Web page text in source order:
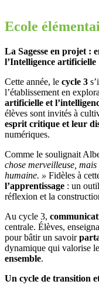
Ecole
La Sagesse en projet :
l’Intelligence artificielle
Cette année, le cycle 3
l’établissement en
artificielle et
élèves sont invités à
esprit critique et leur
numériques.
Comme le soulignait
chose merveilleuse,
humaine. » Fidèles à
l’apprentissage : un
réflexion et la
Au cycle 3,
centrale. Élèves,
pour bâtir un savoir
dynamique qui valorise
ensemble.
Un cycle de transition